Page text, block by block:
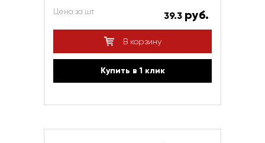
Цена за шт 39.3 руб.
В корзину
Купить в 1 клик